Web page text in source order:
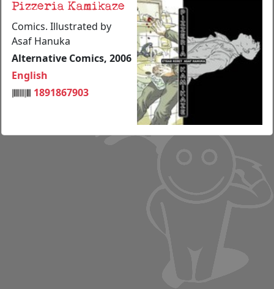
Pizzeria Kamikaze
Comics. Illustrated by
Asaf Hanuka
Alternative Comics, 2006
English
1891867903